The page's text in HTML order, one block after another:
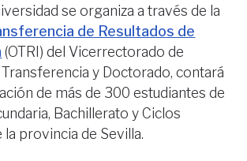
se organiza a través de la
de Resultados de
(OTRI) del Vicerrectorado de
y Doctorado, contará
de más de 300 estudiantes de
Bachillerato y Ciclos
la provincia de Sevilla.